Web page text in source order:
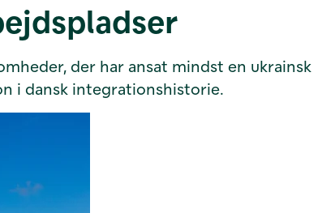
der har ansat mindst en ukrainsk
i dansk integrationshistorie.